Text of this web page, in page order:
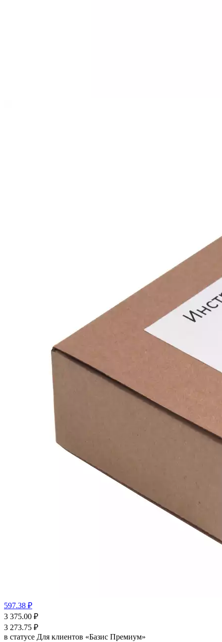
597.38 ₽
3 375.00 ₽
3 273.75 ₽
в статусе Для клиентов «Базис Премиум»